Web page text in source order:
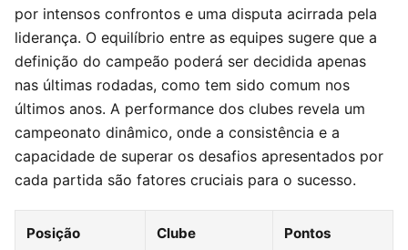
por intensos confrontos e uma disputa acirrada pela
liderança. O equilíbrio entre as equipes sugere que a
definição do campeão poderá ser decidida apenas
nas últimas rodadas, como tem sido comum nos
últimos anos. A performance dos clubes revela um
campeonato dinâmico, onde a consistência e a
capacidade de superar os desafios apresentados por
cada partida são fatores cruciais para o sucesso.
Posição Clube Pontos